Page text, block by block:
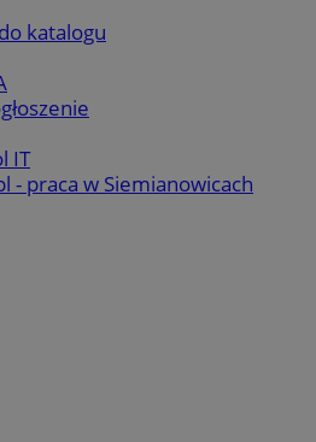
katalogu
IT
- praca w Siemianowicach